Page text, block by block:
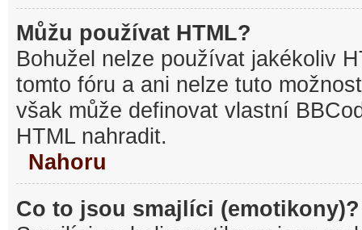
Můžu používat HTML?
Bohužel nelze používat jakékoliv
tomto fóru a ani nelze tuto
však může definovat vlastní
HTML nahradit.
Nahoru
Co to jsou smajlíci (emotikony)?